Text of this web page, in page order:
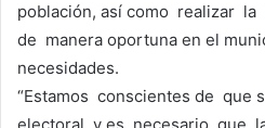
población, así como realizar la
de manera oportuna en el
necesidades.
“Estamos conscientes de que